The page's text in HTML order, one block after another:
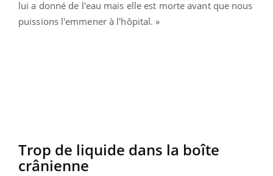
lui a donné de l'eau mais elle est morte avant que nous
puissions l'emmener à l'hôpital. »
Trop de liquide dans la boîte
crânienne